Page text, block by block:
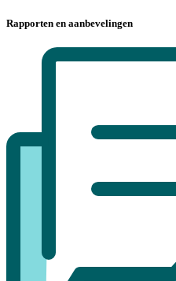
Rapporten en aanbevelingen